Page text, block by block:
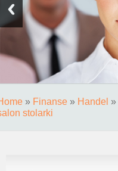
» Finanse » Handel »
stolarki